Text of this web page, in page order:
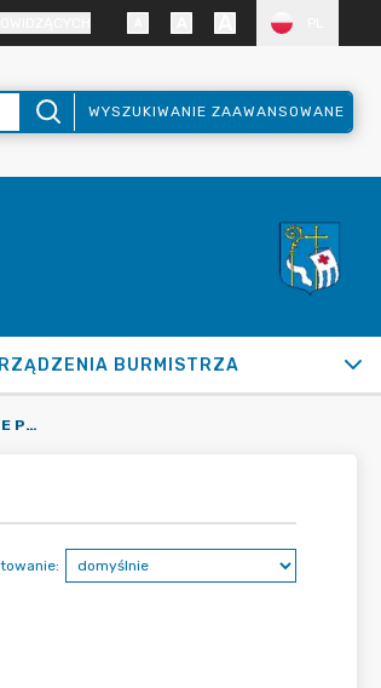
WYSZUKIWANIE ZAAWANSOWANE
BURMISTRZA
INTERPELACJE I ZAPYTANIA ZŁOŻONE PRZEZ RADNEGO ANDRZEJA WYDRĘ